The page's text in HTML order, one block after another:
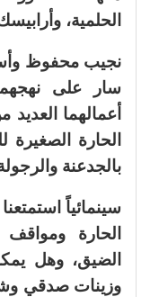
الحلمية،
نجيب محفوظ
سار على
أعمالهما العديد
الحارة الصغيرة
بالجدعنة
سينمائياً
الحارة
الضيق، وهل
وزينات صدقي